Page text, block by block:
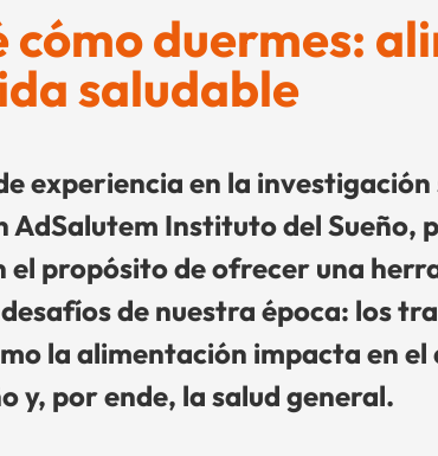
cómo duermes:
saludable
experiencia en la
Instituto del Sueño,
el propósito de ofrecer una
de nuestra época: los
la alimentación impacta en
y, por ende, la salud general.